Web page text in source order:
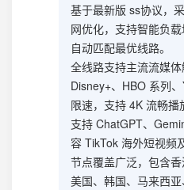
基于最新版 ss协议，
网优化，支持智能负
自动匹配最优线路。
全线路支持主流流媒体
Disney+、HBO 系列
限速，支持 4K 流畅播
支持 ChatGPT、
容 TikTok 海外短视频
节点覆盖广泛，包含香
美国、韩国、马来西